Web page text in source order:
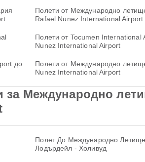
Полети от Международно
Rafael Nunez International Airport
Полети от Tocumen International
Nunez International Airport
до
Полети от Международно
Nunez International Airport
Международно
Полет До Международно
Лодърдейл - Холивуд